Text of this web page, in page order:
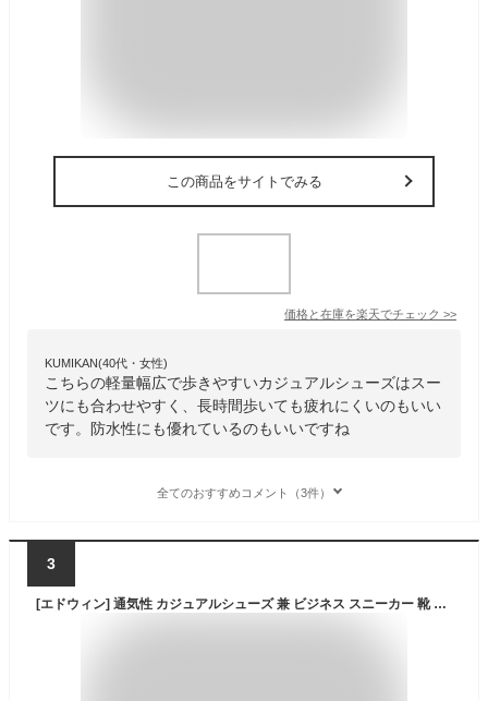
この商品をサイトでみる
価格と在庫を楽天でチェック >>
KUMIKAN(40代・女性)
こちらの軽量幅広で歩きやすいカジュアルシューズはスー
ツにも合わせやすく、長時間歩いても疲れにくいのもいい
です。防水性にも優れているのもいいですね
全てのおすすめコメント（3件）
3
[エドウィン] 通気性 カジュアルシューズ 兼 ビジネス スニーカー 靴 メンズ メッシュ ニット編み 軽量 柔らかい 蒸れない 防臭 紐靴 夏 おしゃれ 紳士靴 edm1911 ブラック 27.0